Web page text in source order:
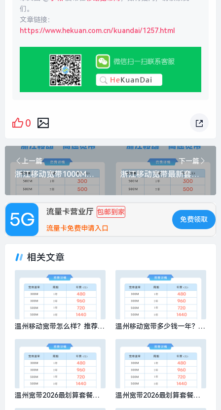
们。
文章链接：
https://www.hekuan.com.cn/kuandai/1257.html
0
上一篇
浙江移动宽带1000M包年费用，最新活动1000M包1年仅需800元
下一篇
浙江移动宽带最新套餐价格表，推荐办理活动500M包1年仅需300元
流量卡营业厅 包邮到家
流量卡免费申请入口
免费领取
相关文章
温州移动宽带怎么样？推荐办
温州移动宽带多少钱一年？推
温州宽带2026最划算套餐是
温州宽带2026最划算套餐有